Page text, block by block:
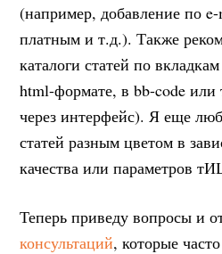
(например, добавление по
платным и т.д.). Также
каталоги статей по
html-формате, в bb-code или
через интерфейс). Я еще
статей разным цветом в
качества или параметров
Теперь приведу вопросы и
консультаций, которые